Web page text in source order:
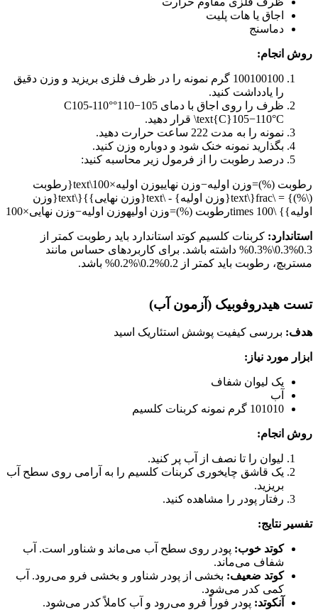
اجاق یا هات پلیت
دماسنج
روش انجام:
100100100
گرم نمونه را در ظرف فلزی بریزید و وزن دقیق
را یادداشت کنید.
ظرف را روی اجاق با دمای
105−110°C105-110°
\text{C}105−110°C
قرار دهید.
نمونه را به مدت
222
ساعت حرارت دهید.
بگذارید نمونه خنک شود و دوباره وزن کنید.
درصد رطوبت را از فرمول زیر محاسبه کنید:
رطوبت (%)=وزن اولیه−وزن نهاییوزن اولیه×100\text{رطوبت
(\%)} = \frac{\text{وزن اولیه} - \text{وزن نهایی}}{\text{وزن
اولیه}} \times 100
رطوبت (%)=وزن اولیهوزن اولیه−وزن نهایی×
100
استاندارد: کربنات کلسیم کوتد استاندارد باید رطوبت کمتر از
0.3%0.3\%
0.3%
داشته باشد. برای کاربردهای حساس مانند
مستربچ، رطوبت باید کمتر از 0.2%0.2\%
0.2% باشد.
تست هیدروفوبیک (آزمون آب)
هدف: بررسی کیفیت پوشش استئاریک اسید
ابزار مورد نیاز:
یک لیوان شفاف
آب
101010 گرم نمونه کربنات کلسیم
روش انجام:
لیوان را تا نصف از آب پر کنید.
یک قاشق چایخوری کربنات کلسیم را به آرامی روی سطح آب
بریزید.
رفتار پودر را مشاهده کنید.
تفسیر نتایج:
کوتد خوب: پودر روی سطح آب می‌ماند و شناور است. آب
شفاف می‌ماند.
کوتد ضعیف: بخشی از پودر شناور و بخشی فرو می‌رود. آب
کمی کدر می‌شود.
آنکوتد: پودر فوراً فرو می‌رود و آب کاملاً کدر می‌شود.